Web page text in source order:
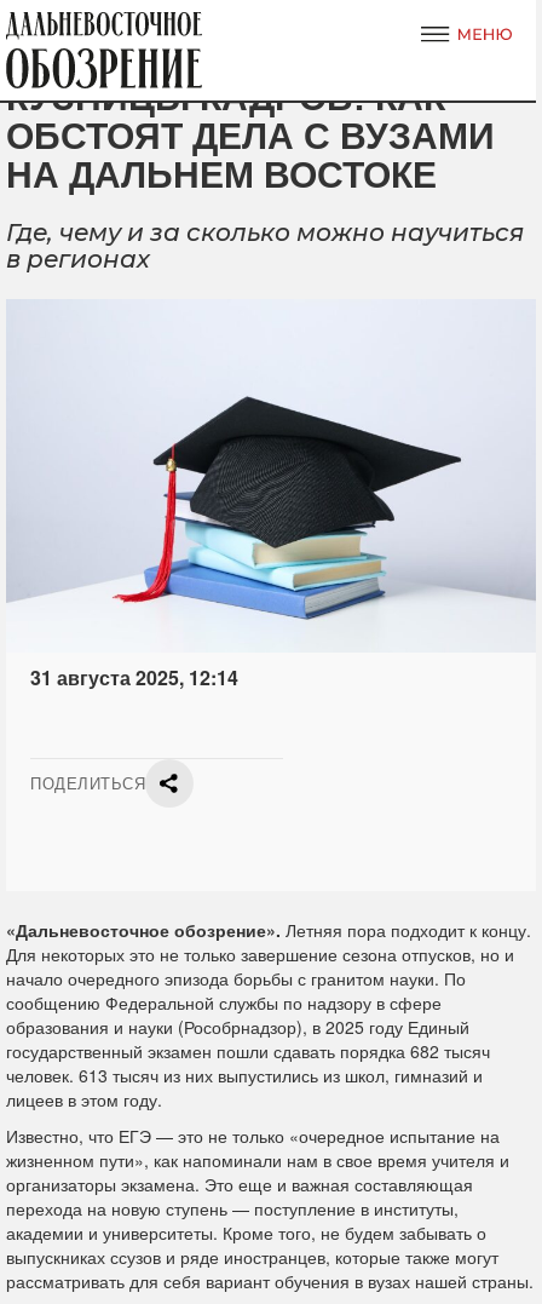
КУЗНИЦЫ КАДРОВ: КАК
ОБСТОЯТ ДЕЛА С ВУЗАМИ
НА ДАЛЬНЕМ ВОСТОКЕ
Где, чему и за сколько можно научиться
в регионах
31 августа 2025, 12:14
ПОДЕЛИТЬСЯ
«Дальневосточное обозрение». Летняя пора подходит к концу.
Для некоторых это не только завершение сезона отпусков, но и
начало очередного эпизода борьбы с гранитом науки. По
сообщению Федеральной службы по надзору в сфере
образования и науки (Рособрнадзор), в 2025 году Единый
государственный экзамен пошли сдавать порядка 682 тысяч
человек. 613 тысяч из них выпустились из школ, гимназий и
лицеев в этом году.
Известно, что ЕГЭ — это не только «очередное испытание на
жизненном пути», как напоминали нам в свое время учителя и
организаторы экзамена. Это еще и важная составляющая
перехода на новую ступень — поступление в институты,
академии и университеты. Кроме того, не будем забывать о
выпускниках ссузов и ряде иностранцев, которые также могут
рассматривать для себя вариант обучения в вузах нашей страны.